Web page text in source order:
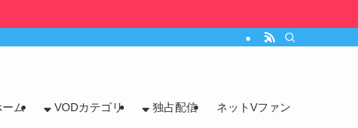
ム VODカテゴリ 独占配信 ネットVファン